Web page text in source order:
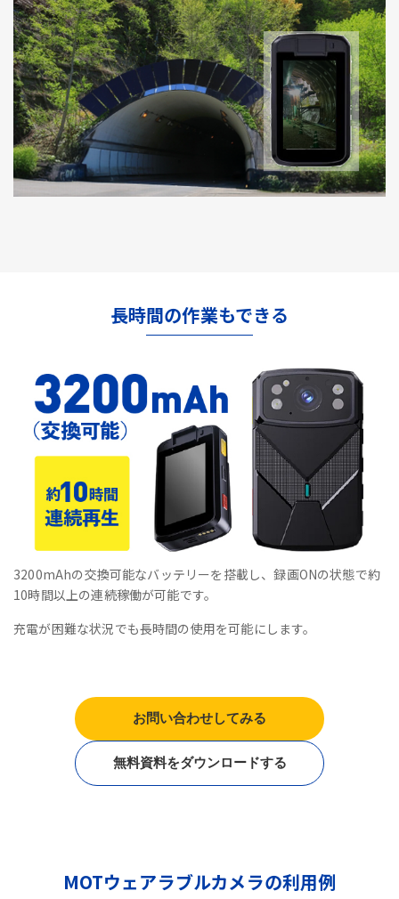
長時間の作業もできる
3200mAhの交換可能なバッテリーを搭載し、録画ONの状態で約
10時間以上の連続稼働が可能です。
充電が困難な状況でも長時間の使用を可能にします。
お問い合わせしてみる
無料資料をダウンロードする
MOTウェアラブルカメラの利用例